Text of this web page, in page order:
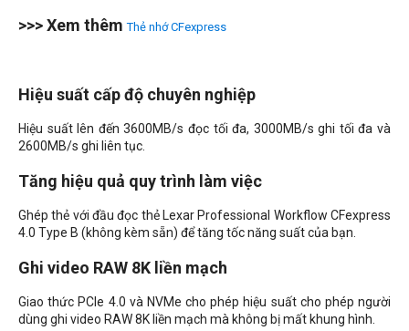
>>> Xem thêmThẻ nhớ CFexpress
Hiệu suất cấp độ chuyên nghiệp
Hiệu suất lên đến 3600MB/s đọc tối đa, 3000MB/s ghi tối đa và
2600MB/s ghi liên tục.
Tăng hiệu quả quy trình làm việc
Ghép thẻ với đầu đọc thẻ Lexar Professional Workflow CFexpress
4.0 Type B (không kèm sẵn) để tăng tốc năng suất của bạn.
Ghi video RAW 8K liền mạch
Giao thức PCIe 4.0 và NVMe cho phép hiệu suất cho phép người
dùng ghi video RAW 8K liền mạch mà không bị mất khung hình.